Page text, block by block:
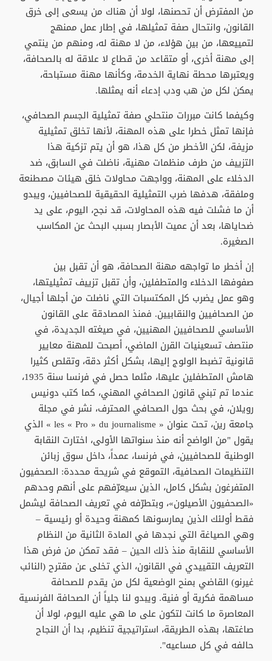
من المفترض أن تحصنها، لولا أن هناك من يسعى إلى خرق
القانون، وانتحال صفة تمثيلها، في إطار عمل ممنهج
لتمييعها، من بين هؤلاء، من لا مهنة له، ومنهم من ينتمي
إلى مهنة أخرى، أو متقاعد من قطاع لا علاقة له بالصحافة،
ويعتبرها محطة نهاية الخدمة، وكأنها مهنة مستباحة،
يمكن لكل من هب ودب إدعاء أنه يمثلها.
وكيفما كانت مبررات منتحلي صفة تمثيلية الجسم الصحافي،
فإنها تمثل خطرا على هذه المهنة، لأنها تخلق تمثيلية
مزيفة، لكن الأخطر من كل هذا، هو أن يتم تزكية هذا
التزييف من طرف منظمات مهنية، ناضلت في السابق، ضد
الدخلاء على المهنة، وواجهت محاولات خلق هيئات مصطنعة
وملفقة، هدفها ضرب التمثيلية الحقيقية للصحافيين، ويبدو
أن ما فشلت فيه هذه المحاولات، قد نجح، اليوم، على يد
ضحاياها، بعد أن عميت الأبصار بسبب البحث عن المكاسب
الصغيرة.
إن أخطر ما تواجهه مهنة الصحافة، هو أن تقبل بين
صفوفها الدخلاء والمتطفلين، وأن تقبل تزييف تمثيليتها،
وهو عمل يضرب كل المكتسبات التي ناضلت من أجلها أجيال،
من الصحافيين والنقابيين. فمنذ المصادقة على القانون
الأساسي للصحافيين المهنيين، في صيغته الجديدة، في
منتصف تسعينيات القرن الماضي، أصبحت للمهنة معايير
قانونية تضبط الولوج إليها، بشكل أكثر دقة، وتقلص كثيرا
هامش المتطفلين عليها، مثلما حصل في فرنسا سنة 1935،
عندما تم تبني قانون الصحافي المهني، كما كتب دونيس
رويلان، في بحث حول الصحافي المحترف، نشر في مجلة
جامعة رين، تحت عنوان « les « Pro » du journalisme » الذي
يقول "من الواضح أنه منذ سنواتها الأولى، اختارت النقابة
الوطنية للصحافيين، في فرنسا، عمداً، داخل سوق زبائن
التنظيمات الصحافية، التموقع في شريحة محددة: الصحفيون
المتفرغون بشكل كامل، الذين سيعرّفهم على أنهم وحدهم
«الصحفيون الأصيلون»، وبتطرّفه في تعريف الصحافة ليشمل
فقط أولئك الذين يمارسونها كمهنة وحيدة أو رئيسية –
وهي الصياغة التي نجدها في المادة الثانية من النظام
الأساسي للنقابة منذ ذلك الحين – فقد تمكن من فرض هذا
التعريف التقييدي في القانون، الذي تخلى عن مقترح (النائب
غيرنو) القاضي بمنح الوضعية لكل من يقدم للصحافة
مساهمة فكرية أو فنية. ويبدو لنا جلياً أن الصحافة الفرنسية
المعاصرة ما كانت لتكون على ما هي عليه اليوم، لولا أن
صاغتها، بهذه الطريقة، استراتيجية تنظيم، بدا أن النجاح
حالفه في كل مساعيه".